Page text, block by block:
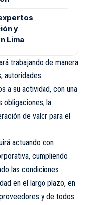
y
Lima
trabajando de manera
autoridades
a su actividad, con una
obligaciones, la
de valor para el
actuando con
cumpliendo
las condiciones
en el largo plazo, en
y de todos